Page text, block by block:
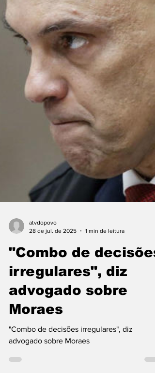
atvdopovo
"Combo de decisões
irregulares", diz
advogado sobre
Moraes